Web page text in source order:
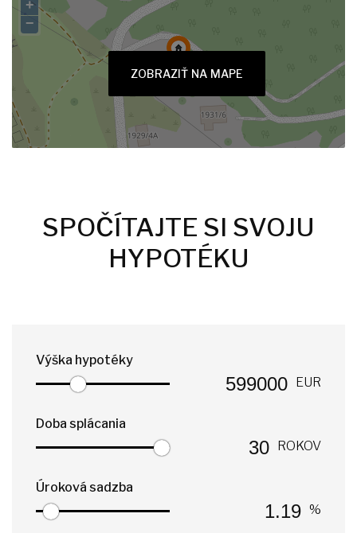
ZOBRAZIŤ NA MAPE
+
−
SPOČÍTAJTE SI SVOJU
HYPOTÉKU
Výška hypotéky
EUR
Doba splácania
ROKOV
Úroková sadzba
%